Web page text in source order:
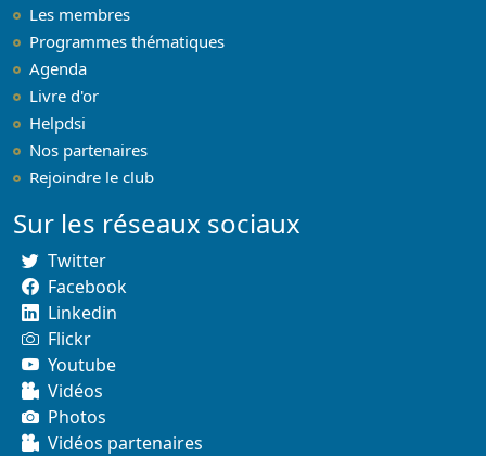
Les membres
Programmes thématiques
Agenda
Livre d'or
Helpdsi
Nos partenaires
Rejoindre le club
Sur les réseaux sociaux
Twitter
Facebook
Linkedin
Flickr
Youtube
Vidéos
Photos
Vidéos partenaires